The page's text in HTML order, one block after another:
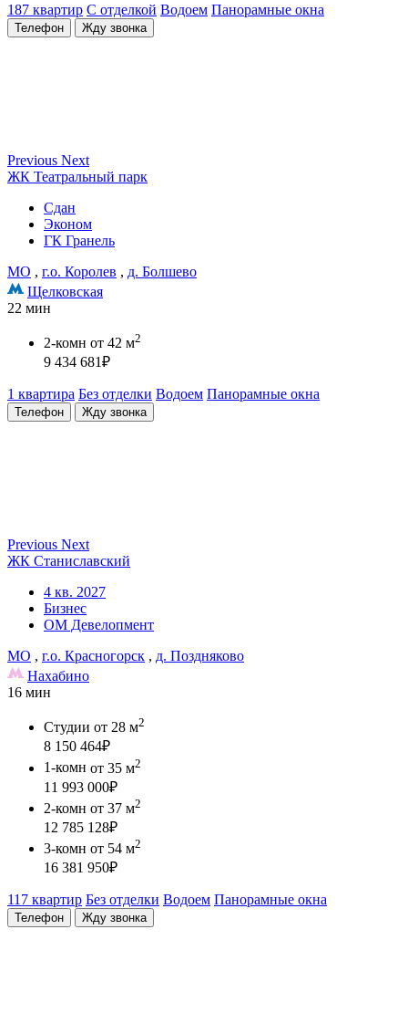
187 квартир С отделкой Водоем Панорамные окна
Телефон Жду звонка
Previous Next
ЖК Театральный парк
Сдан
Эконом
ГК Гранель
МО , г.о. Королев , д. Болшево
Щелковская
22 мин
2-комн от 42 м2
9 434 681₽
1 квартира Без отделки Водоем Панорамные окна
Телефон Жду звонка
Previous Next
ЖК Станиславский
4 кв. 2027
Бизнес
ОМ Девелопмент
МО , г.о. Красногорск , д. Поздняково
Нахабино
16 мин
Студии от 28 м2
8 150 464₽
1-комн от 35 м2
11 993 000₽
2-комн от 37 м2
12 785 128₽
3-комн от 54 м2
16 381 950₽
117 квартир Без отделки Водоем Панорамные окна
Телефон Жду звонка